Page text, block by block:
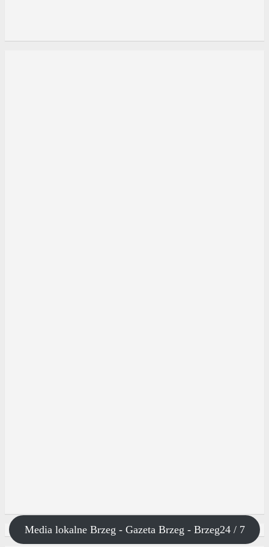
Media lokalne Brzeg - Gazeta Brzeg - Brzeg24 / 7